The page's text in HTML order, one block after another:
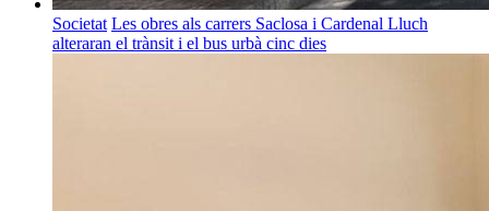
Societat Les obres als carrers Saclosa i Cardenal Lluch
alteraran el trànsit i el bus urbà cinc dies